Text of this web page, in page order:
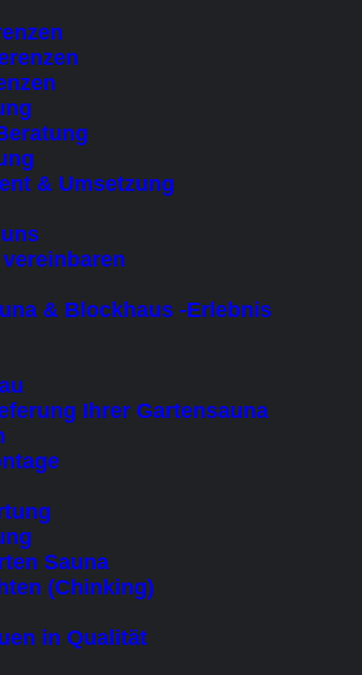
& Umsetzung
& Blockhaus -Erlebnis
Ihrer Gartensauna
Sauna
(Chinking)
in Qualität
Lieferkosten
lieferbar
Optionen
aus den folgenden
*
stehend aus gesehen